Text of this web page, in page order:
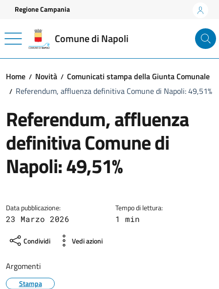
Vai ai contenuti
Vai al footer
Regione Campania
Comune di Napoli
Home Novità
Comunicati stampa della Giunta Comunale
Referendum, affluenza definitiva Comune di Napoli: 49,51%
Referendum, affluenza
definitiva Comune di
Napoli: 49,51%
Data pubblicazione:
23 Marzo 2026
Tempo di lettura:
1 min
Condividi Vedi azioni
Argomenti
Stampa